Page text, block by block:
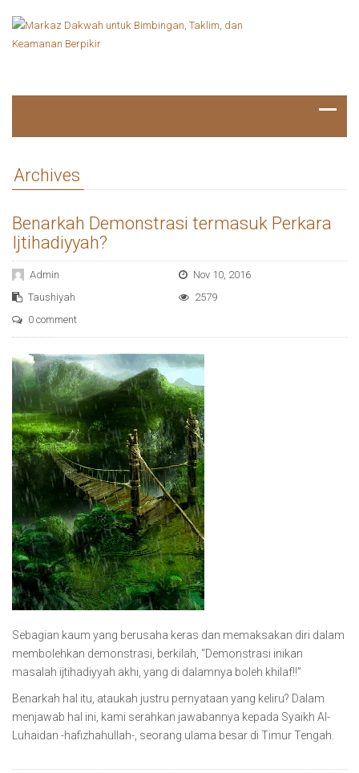
Archives
Benarkah Demonstrasi termasuk Perkara
Ijtihadiyyah?
Admin
Nov 10, 2016
Taushiyah
2579
0 comment
Sebagian kaum yang berusaha keras dan memaksakan diri dalam
membolehkan demonstrasi, berkilah, “Demonstrasi inikan
masalah ijtihadiyyah akhi, yang di dalamnya boleh khilaf!!”
Benarkah hal itu, ataukah justru pernyataan yang keliru? Dalam
menjawab hal ini, kami serahkan jawabannya kepada Syaikh Al-
Luhaidan -hafizhahullah-, seorang ulama besar di Timur Tengah.